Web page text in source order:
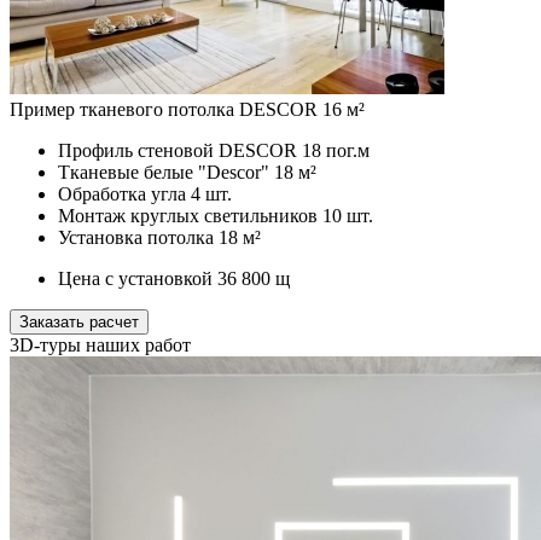
Пример тканевого потолка DESCOR 16 м²
Профиль стеновой DESCOR 18 пог.м
Тканевые белые "Descor" 18 м²
Обработка угла 4 шт.
Монтаж круглых светильников 10 шт.
Установка потолка 18 м²
Цена с установкой 36 800 щ
Заказать расчет
3D-туры наших работ